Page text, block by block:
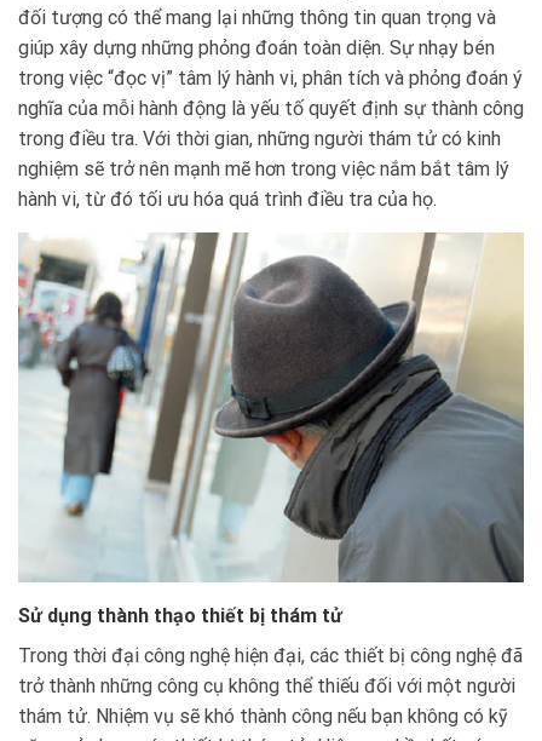
đối tượng có thể mang lại những thông tin quan trọng và
giúp xây dựng những phỏng đoán toàn diện. Sự nhạy bén
trong việc “đọc vị” tâm lý hành vi, phân tích và phỏng đoán ý
nghĩa của mỗi hành động là yếu tố quyết định sự thành công
trong điều tra. Với thời gian, những người thám tử có kinh
nghiệm sẽ trở nên mạnh mẽ hơn trong việc nắm bắt tâm lý
hành vi, từ đó tối ưu hóa quá trình điều tra của họ.
Sử dụng thành thạo thiết bị thám tử
Trong thời đại công nghệ hiện đại, các thiết bị công nghệ đã
trở thành những công cụ không thể thiếu đối với một người
thám tử. Nhiệm vụ sẽ khó thành công nếu bạn không có kỹ